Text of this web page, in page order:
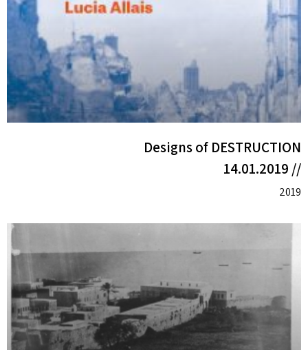
Designs of DESTRUCTION
// 14.01.2019
2019